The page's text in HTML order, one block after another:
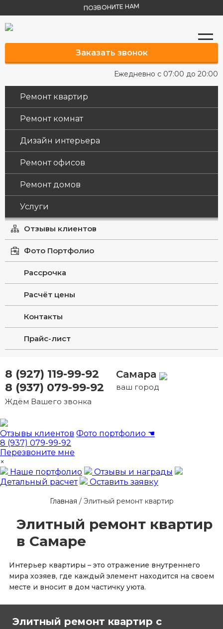
ПОЗВОНИТЕ НАМ
Заказать звонок
Ежедневно с 07:00 до 20:00
Ремонт квартир
Ремонт комнат
Дизайн интерьера
Ремонт офисов
Ремонт домов
Услуги
Отзывы клиентов
Фото Портфолио
Рассрочка
Расчёт цены
Контакты
Прайс-лист
8 (927) 119-99-92
8 (937) 079-99-92
Ждём Вашего звонка
Самара
ваш город
Отзывы клиентов Фото портфолио ☚
8 (937) 079-99-92
Перезвоните мне
×
Наше портфолио
Отзывы и награды
Детальный расчет
Оставить заявку
Главная / Элитный ремонт квартир
Элитный ремонт квартир
в Самаре
Интерьер квартиры – это отражение внутреннего
мира хозяев, где каждый элемент находится на своем
месте и вносит в дом частичку уюта.
Элитный ремонт квартир с